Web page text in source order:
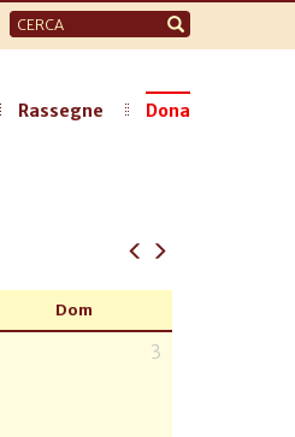
Form
di
Rassegne Dona
Dom
3